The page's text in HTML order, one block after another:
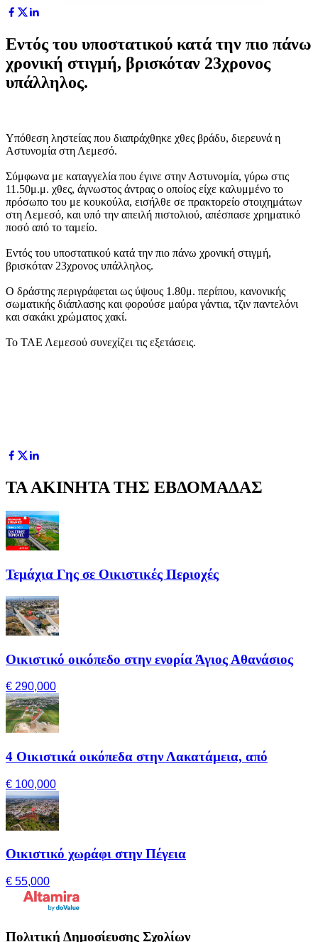
Εντός του υποστατικού κατά την πιο πάνω
χρονική στιγμή, βρισκόταν 23χρονος
υπάλληλος.
Υπόθεση ληστείας που διαπράχθηκε χθες βράδυ, διερευνά η
Αστυνομία στη Λεμεσό.
Σύμφωνα με καταγγελία που έγινε στην Αστυνομία, γύρω στις
11.50μ.μ. χθες, άγνωστος άντρας ο οποίος είχε καλυμμένο το
πρόσωπο του με κουκούλα, εισήλθε σε πρακτορείο στοιχημάτων
στη Λεμεσό, και υπό την απειλή πιστολιού, απέσπασε χρηματικό
ποσό από το ταμείο.
Εντός του υποστατικού κατά την πιο πάνω χρονική στιγμή,
βρισκόταν 23χρονος υπάλληλος.
Ο δράστης περιγράφεται ως ύψους 1.80μ. περίπου, κανονικής
σωματικής διάπλασης και φορούσε μαύρα γάντια, τζιν παντελόνι
και σακάκι χρώματος χακί.
Το ΤΑΕ Λεμεσού συνεχίζει τις εξετάσεις.
ΤΑ ΑΚΙΝΗΤΑ ΤΗΣ ΕΒΔΟΜΑΔΑΣ
Τεμάχια Γης σε Οικιστικές Περιοχές
Οικιστικό οικόπεδο στην ενορία Άγιος Αθανάσιος
€ 290,000
4 Οικιστικά οικόπεδα στην Λακατάμεια, από
€ 100,000
Οικιστικό χωράφι στην Πέγεια
€ 55,000
Πολιτική Δημοσίευσης Σχολίων